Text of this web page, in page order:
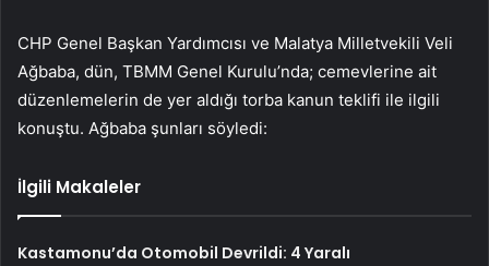
CHP Genel Başkan Yardımcısı ve Malatya Milletvekili Veli
Ağbaba, dün, TBMM Genel Kurulu’nda; cemevlerine ait
düzenlemelerin de yer aldığı torba kanun teklifi ile ilgili
konuştu. Ağbaba şunları söyledi:
İlgili Makaleler
Kastamonu’da Otomobil Devrildi: 4 Yaralı